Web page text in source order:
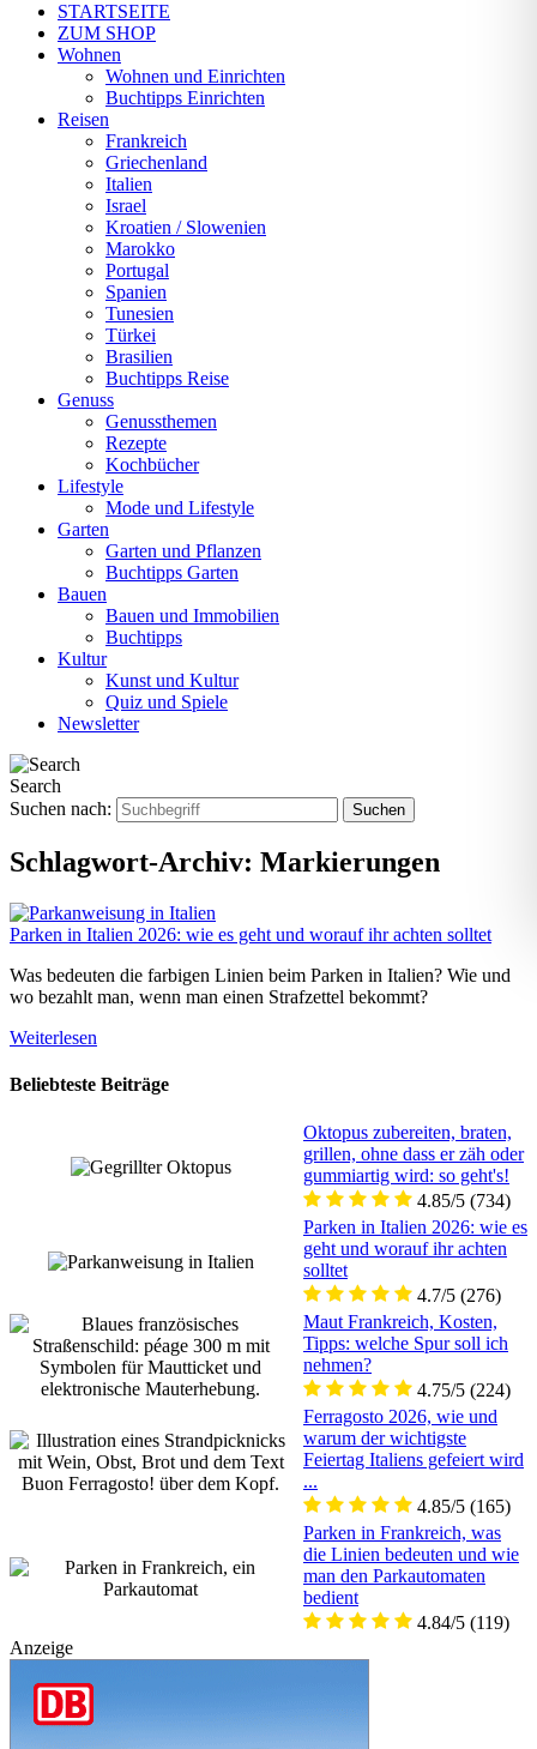
STARTSEITE
ZUM SHOP
Wohnen
Wohnen und Einrichten
Buchtipps Einrichten
Reisen
Frankreich
Griechenland
Italien
Israel
Kroatien / Slowenien
Marokko
Portugal
Spanien
Tunesien
Türkei
Brasilien
Buchtipps Reise
Genuss
Genussthemen
Rezepte
Kochbücher
Lifestyle
Mode und Lifestyle
Garten
Garten und Pflanzen
Buchtipps Garten
Bauen
Bauen und Immobilien
Buchtipps
Kultur
Kunst und Kultur
Quiz und Spiele
Newsletter
Search
Suchen nach:
Schlagwort-Archiv: Markierungen
Parken in Italien 2026: wie es geht und worauf ihr achten solltet
Was bedeuten die farbigen Linien beim Parken in Italien? Wie und
wo bezahlt man, wenn man einen Strafzettel bekommt?
Weiterlesen
Beliebteste Beiträge
Oktopus zubereiten, braten,
grillen, ohne dass er zäh oder
gummiartig wird: so geht's!
4.85/5 (734)
Parken in Italien 2026: wie es
geht und worauf ihr achten
solltet
4.7/5 (276)
Maut Frankreich, Kosten,
Tipps: welche Spur soll ich
nehmen?
4.75/5 (224)
Ferragosto 2026, wie und
warum der wichtigste
Feiertag Italiens gefeiert wird
...
4.85/5 (165)
Parken in Frankreich, was
die Linien bedeuten und wie
man den Parkautomaten
bedient
4.84/5 (119)
Anzeige